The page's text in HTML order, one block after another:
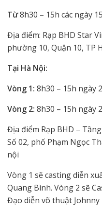
Từ8h30 – 15h các ngày
Địa điểm: Rạp BHD Star
phường 10, Quận 10, TP
Tại Hà Nội:
Vòng 1: 8h30 – 15h ngày
Vòng 2: 8h30 – 15h ngày
Địa điểm Rạp BHD –
Số 02, phố Phạm Ngọc
nội
Vòng 1 sẽ casting diễn
Quang Bình. Vòng 2 sẽ
Đạo diễn võ thuật Johnny